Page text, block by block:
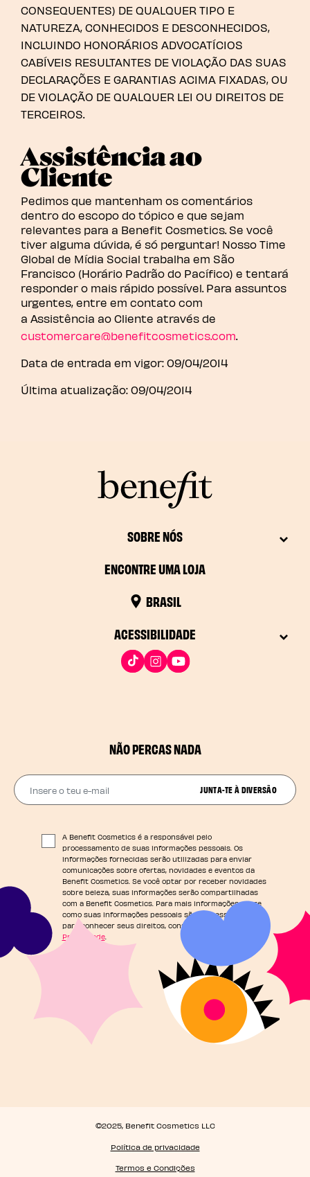
CONSEQUENTES) DE QUALQUER TIPO E
NATUREZA, CONHECIDOS E DESCONHECIDOS,
INCLUINDO HONORÁRIOS ADVOCATÍCIOS
CABÍVEIS RESULTANTES DE VIOLAÇÃO DAS SUAS
DECLARAÇÕES E GARANTIAS ACIMA FIXADAS, OU
DE VIOLAÇÃO DE QUALQUER LEI OU DIREITOS DE
TERCEIROS.
Assistência ao
Cliente
Pedimos que mantenham os comentários
dentro do escopo do tópico e que sejam
relevantes para a Benefit Cosmetics. Se você
tiver alguma dúvida, é só perguntar! Nosso Time
Global de Mídia Social trabalha em São
Francisco (Horário Padrão do Pacífico) e tentará
responder o mais rápido possível. Para assuntos
urgentes, entre em contato com
a Assistência ao Cliente através de
customercare@benefitcosmetics.com.
Data de entrada em vigor: 09/04/2014
Última atualização: 09/04/2014
SOBRE NÓS
ENCONTRE UMA LOJA
BRASIL
ACESSIBILIDADE
NÃO PERCAS NADA
Insere o teu e-mail
JUNTA-TE À DIVERSÃO
A Benefit Cosmetics é a responsável pelo
processamento de suas informações pessoais. Os
informações fornecidas serão utilizadas para enviar
comunicações sobre ofertas, novidades e eventos da
Benefit Cosmetics. Se você optar por receber novidades
sobre beleza, suas informações serão compartilhadas
com a Benefit Cosmetics. Para mais informações sobre
como suas informações pessoais são processadas e
para conhecer seus direitos, consulte nossa
Privacidade.
©2025, Benefit Cosmetics LLC
Política de privacidade
Termos e Condições